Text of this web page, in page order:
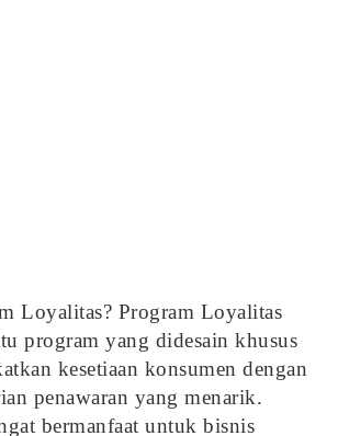
Loyalitas? Program Loyalitas
program yang didesain khusus
kesetiaan konsumen dengan
penawaran yang menarik.
bermanfaat untuk bisnis